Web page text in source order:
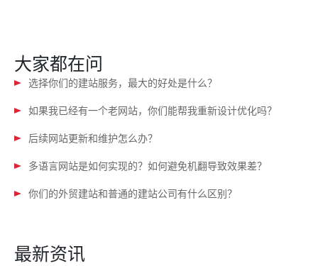
大家都在问
选择你们的建站服务，最大的好处是什么？
如果我已经有一个老网站，你们能帮我重新设计优化吗？
后续网站更新和维护怎么办？
多语言网站是如何实现的？如何避免机翻导致效果差？
你们的外贸建站和普通的建站公司有什么区别？
最新资讯